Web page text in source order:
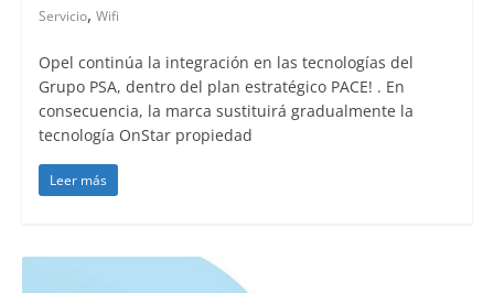
Servicio, Wifi
Opel continúa la integración en las tecnologías del
Grupo PSA, dentro del plan estratégico PACE! . En
consecuencia, la marca sustituirá gradualmente la
tecnología OnStar propiedad
Leer más